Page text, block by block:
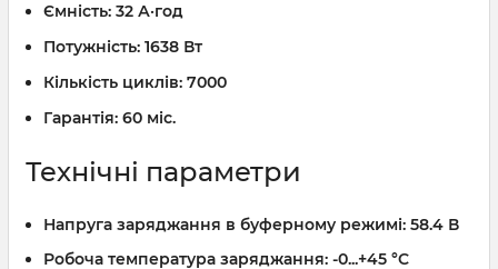
Ємність: 32 А·год
Потужність: 1638 Вт
Кількість циклів: 7000
Гарантія: 60 міс.
Технічні параметри
Напруга заряджання в буферному режимі: 58.4 В
Робоча температура заряджання: -0...+45 °C